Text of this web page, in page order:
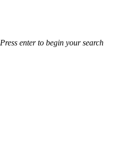
Press enter to begin your search